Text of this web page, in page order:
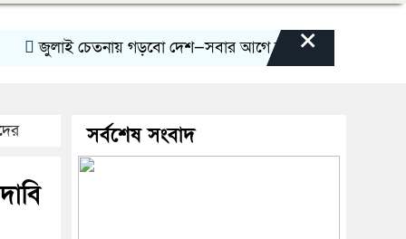
চেতনায় গড়বো দেশ—সবার আগে বাংলাদেশ ×
সর্বশেষ সংবাদ